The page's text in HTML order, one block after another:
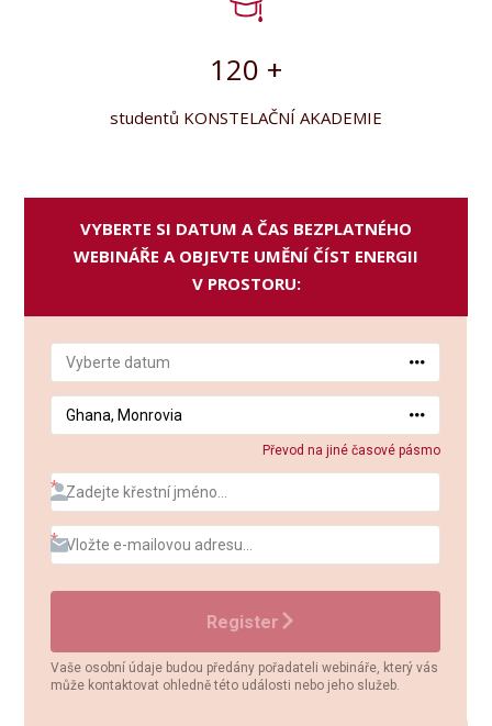
120 +
studentů KONSTELAČNÍ AKADEMIE
VYBERTE SI DATUM A ČAS BEZPLATNÉHO
WEBINÁŘE A OBJEVTE UMĚNÍ ČÍST ENERGII
V PROSTORU: